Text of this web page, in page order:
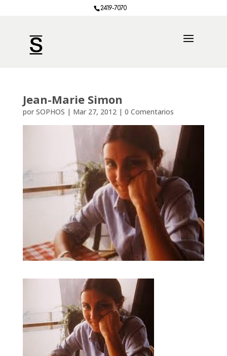
2419-7070
Jean-Marie Simon
por SOPHOS | Mar 27, 2012| 0 Comentarios